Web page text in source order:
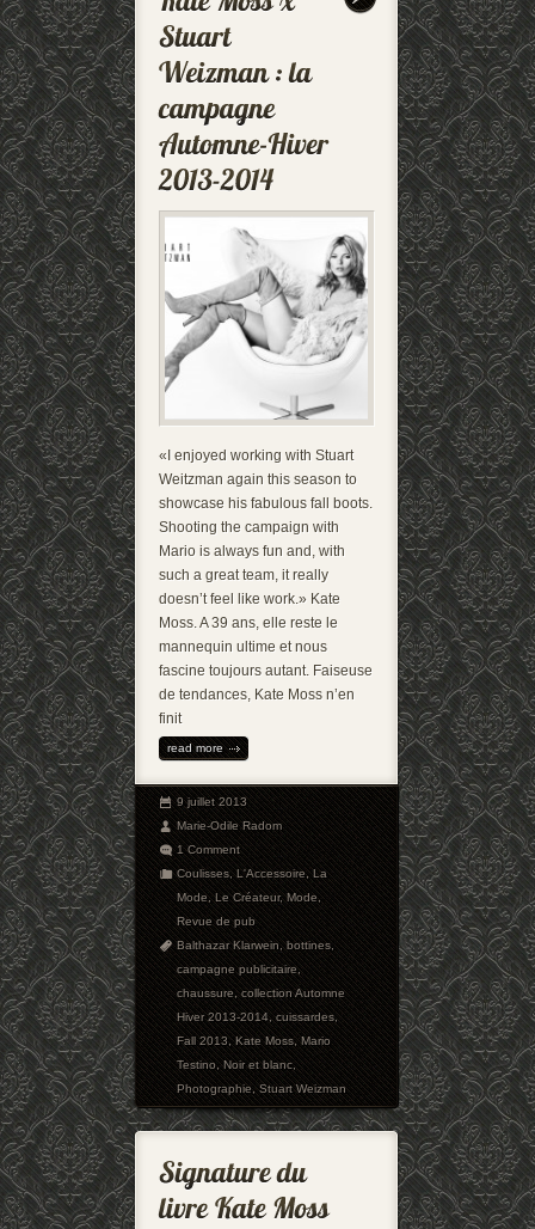
«I enjoyed working with Stuart
Weitzman again this season to
showcase his fabulous fall boots.
Shooting the campaign with
Mario is always fun and, with
such a great team, it really
doesn’t feel like work.» Kate
Moss. A 39 ans, elle reste le
mannequin ultime et nous
fascine toujours autant. Faiseuse
de tendances, Kate Moss n’en
finit
read more
9 juillet 2013
Marie-Odile Radom
1 Comment
Coulisses,L'Accessoire,La
Mode,Le Créateur,Mode,
Revue de pub
Balthazar Klarwein,bottines,
campagne publicitaire,
chaussure,collection Automne
Hiver 2013-2014,cuissardes,
Fall 2013,Kate Moss,Mario
Testino,Noir et blanc,
Photographie,Stuart Weizman